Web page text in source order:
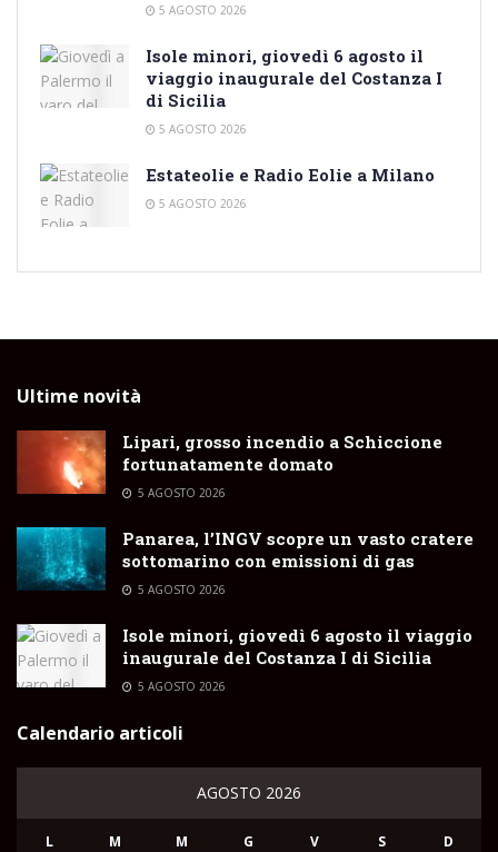
5 AGOSTO 2026
Isole minori, giovedì 6 agosto il
viaggio inaugurale del Costanza I
di Sicilia
5 AGOSTO 2026
Estateolie e Radio Eolie a Milano
5 AGOSTO 2026
Ultime novità
Lipari, grosso incendio a Schiccione
fortunatamente domato
5 AGOSTO 2026
Panarea, l’INGV scopre un vasto cratere
sottomarino con emissioni di gas
5 AGOSTO 2026
Isole minori, giovedì 6 agosto il viaggio
inaugurale del Costanza I di Sicilia
5 AGOSTO 2026
Calendario articoli
AGOSTO 2026
L M M G V S D